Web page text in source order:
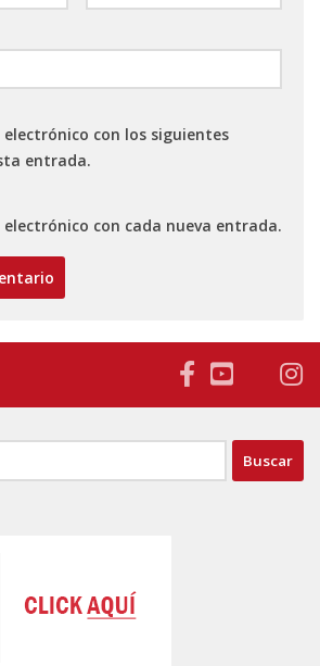
electrónico con los siguientes
entrada.
electrónico con cada nueva entrada.